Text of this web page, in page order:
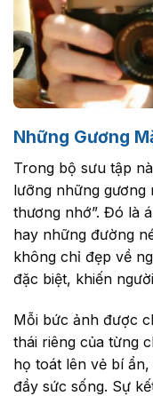
Những Gương
Trong bộ sưu tập
lưỡng những gương
thương nhớ”. Đó là
hay những đường
không chỉ đẹp về
đặc biệt, khiến
Mỗi bức ảnh được
thái riêng của từng
họ toát lên vẻ bí
đầy sức sống. Sự